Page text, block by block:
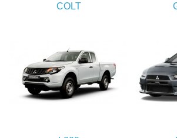
COLT